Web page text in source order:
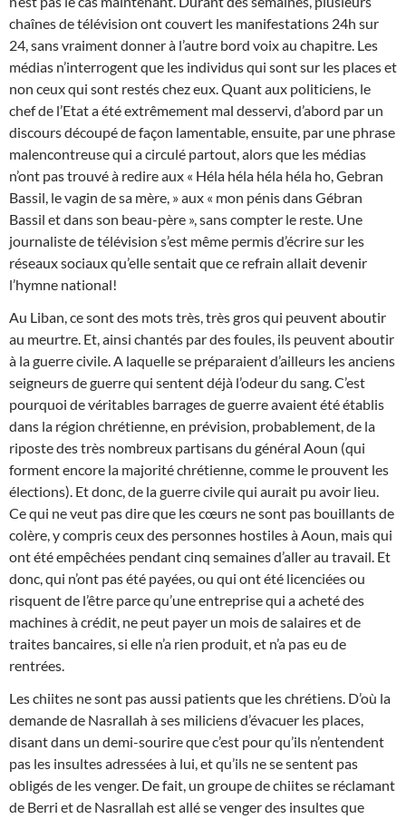
chaînes de télévision ont couvert les manifestations 24h sur
24, sans vraiment donner à l’autre bord voix au chapitre. Les
médias n’interrogent que les individus qui sont sur les places et
non ceux qui sont restés chez eux. Quant aux politiciens, le
chef de l’Etat a été extrêmement mal desservi, d’abord par un
discours découpé de façon lamentable, ensuite, par une phrase
malencontreuse qui a circulé partout, alors que les médias
n’ont pas trouvé à redire aux « Héla héla héla héla ho, Gebran
Bassil, le vagin de sa mère, » aux « mon pénis dans Gébran
Bassil et dans son beau-père », sans compter le reste. Une
journaliste de télévision s’est même permis d’écrire sur les
réseaux sociaux qu’elle sentait que ce refrain allait devenir
l’hymne national!
Au Liban, ce sont des mots très, très gros qui peuvent aboutir
au meurtre. Et, ainsi chantés par des foules, ils peuvent aboutir
à la guerre civile. A laquelle se préparaient d’ailleurs les anciens
seigneurs de guerre qui sentent déjà l’odeur du sang. C’est
pourquoi de véritables barrages de guerre avaient été établis
dans la région chrétienne, en prévision, probablement, de la
riposte des très nombreux partisans du général Aoun (qui
forment encore la majorité chrétienne, comme le prouvent les
élections). Et donc, de la guerre civile qui aurait pu avoir lieu.
Ce qui ne veut pas dire que les cœurs ne sont pas bouillants de
colère, y compris ceux des personnes hostiles à Aoun, mais qui
ont été empêchées pendant cinq semaines d’aller au travail. Et
donc, qui n’ont pas été payées, ou qui ont été licenciées ou
risquent de l’être parce qu’une entreprise qui a acheté des
machines à crédit, ne peut payer un mois de salaires et de
traites bancaires, si elle n’a rien produit, et n’a pas eu de
rentrées.
Les chiites ne sont pas aussi patients que les chrétiens. D’où la
demande de Nasrallah à ses miliciens d’évacuer les places,
disant dans un demi-sourire que c’est pour qu’ils n’entendent
pas les insultes adressées à lui, et qu’ils ne se sentent pas
obligés de les venger. De fait, un groupe de chiites se réclamant
de Berri et de Nasrallah est allé se venger des insultes que